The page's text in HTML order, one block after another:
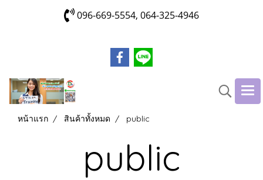
096-669-5554, 064-325-4946
หน้าแรก สินค้าทั้งหมด public
public